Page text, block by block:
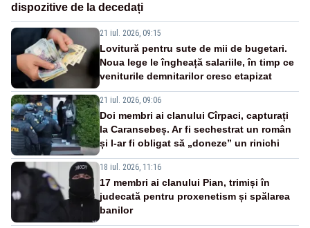
dispozitive de la decedați
21 iul. 2026, 09:15
Lovitură pentru sute de mii de bugetari.
Noua lege le îngheață salariile, în timp ce
veniturile demnitarilor cresc etapizat
21 iul. 2026, 09:06
Doi membri ai clanului Cîrpaci, capturați
la Caransebeș. Ar fi sechestrat un român
și l-ar fi obligat să „doneze” un rinichi
18 iul. 2026, 11:16
17 membri ai clanului Pian, trimiși în
judecată pentru proxenetism și spălarea
banilor